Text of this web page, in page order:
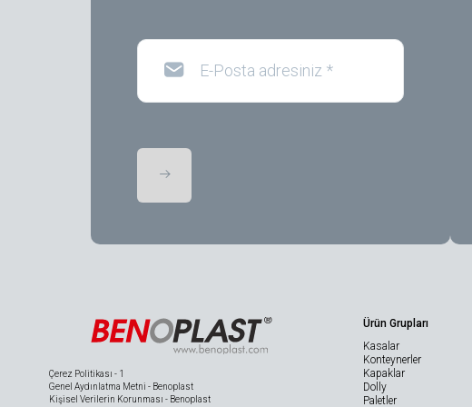
E-Posta adresiniz *
Ürün Grupları
Kasalar
Konteynerler
Kapaklar
Dolly
Paletler
Çerez Politikası - 1
Genel Aydınlatma Metni - Benoplast
Kişisel Verilerin Korunması - Benoplast